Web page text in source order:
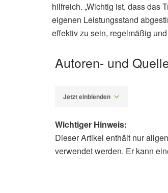
hilfreich. „Wichtig ist, dass das
eigenen Leistungsstand
effektiv zu sein, regelmäßig
Autoren- und
Jetzt einblenden
Alfred Domke
Wichtiger Hinweis:
Dieser Artikel enthält nur
verwendet werden. Er kann